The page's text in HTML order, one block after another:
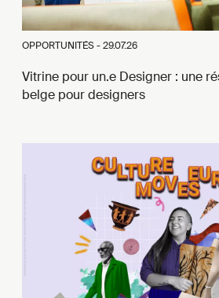
OPPORTUNITÉS -29.07.26
Vitrine pour un.e Designer : une
belge pour designers